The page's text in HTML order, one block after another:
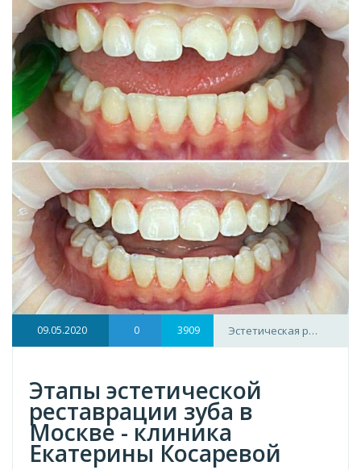
09.05.2020 0 3909 Эстетическая р…
Этапы эстетической
реставрации зуба в
Москве - клиника
Екатерины Косаревой